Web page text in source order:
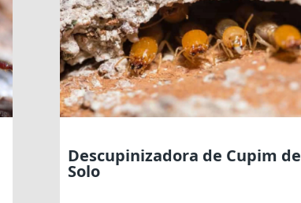
Descupinizadora de Cupim de
Solo